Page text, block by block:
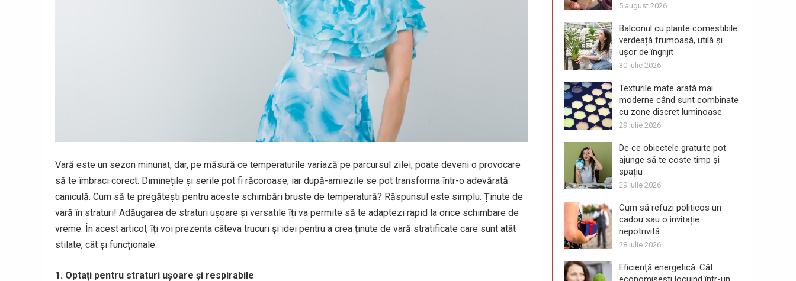
Vară este un sezon minunat, dar, pe măsură ce temperaturile variază pe parcursul zilei, poate deveni o provocare
să te îmbraci corect. Diminețile și serile pot fi răcoroase, iar după-amiezile se pot transforma într-o adevărată
caniculă. Cum să te pregătești pentru aceste schimbări bruste de temperatură? Răspunsul este simplu: Ținute de
vară în straturi! Adăugarea de straturi ușoare și versatile îți va permite să te adaptezi rapid la orice schimbare de
vreme. În acest articol, îți voi prezenta câteva trucuri și idei pentru a crea ținute de vară stratificate care sunt atât
stilate, cât și funcționale.
1. Optați pentru straturi ușoare și respirabile
5 august 2026
Balconul cu plante comestibile:
verdeață frumoasă, utilă și
ușor de îngrijit
30 iulie 2026
Texturile mate arată mai
moderne când sunt combinate
cu zone discret luminoase
29 iulie 2026
De ce obiectele gratuite pot
ajunge să te coste timp și
spațiu
29 iulie 2026
Cum să refuzi politicos un
cadou sau o invitație
nepotrivită
28 iulie 2026
Eficiență energetică: Cât